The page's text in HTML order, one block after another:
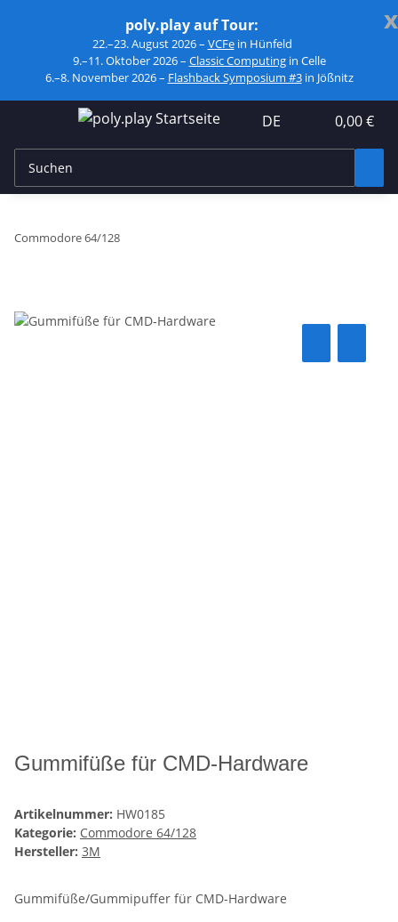
x
poly.play auf Tour:
22.–23. August 2026 – VCFein Hünfeld
9.–11. Oktober 2026 – Classic Computingin Celle
6.–8. November 2026 – Flashback Symposium #3in Jößnitz
DE 0,00 €
Commodore 64/128
Gummifüße für CMD-Hardware
Artikelnummer: HW0185
Kategorie: Commodore 64/128
Hersteller: 3M
Gummifüße/Gummipuffer für CMD-Hardware